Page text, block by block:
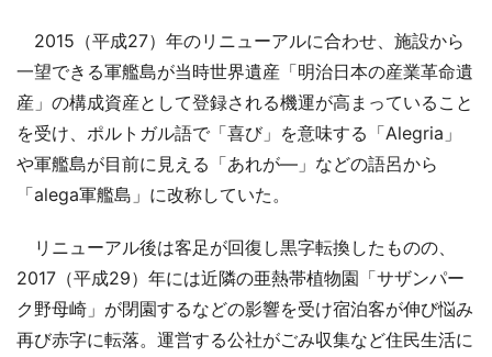
2015（平成27）年のリニューアルに合わせ、施設から
一望できる軍艦島が当時世界遺産「明治日本の産業革命遺
産」の構成資産として登録される機運が高まっていること
を受け、ポルトガル語で「喜び」を意味する「Alegria」
や軍艦島が目前に見える「あれが―」などの語呂から
「alega軍艦島」に改称していた。
リニューアル後は客足が回復し黒字転換したものの、
2017（平成29）年には近隣の亜熱帯植物園「サザンパー
ク野母崎」が閉園するなどの影響を受け宿泊客が伸び悩み
再び赤字に転落。運営する公社がごみ収集など住民生活に